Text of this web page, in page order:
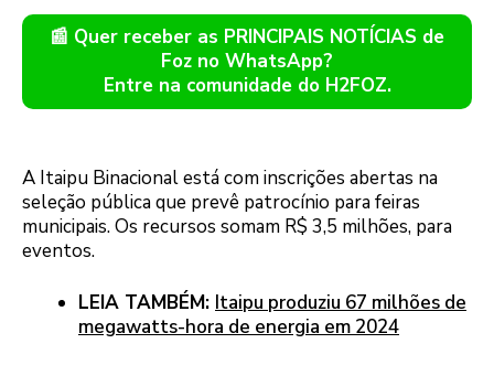
📰 Quer receber as PRINCIPAIS NOTÍCIAS de
Foz no WhatsApp?
Entre na comunidade do H2FOZ.
A Itaipu Binacional está com inscrições abertas na
seleção pública que prevê patrocínio para feiras
municipais. Os recursos somam R$ 3,5 milhões, para
eventos.
LEIA TAMBÉM: Itaipu produziu 67 milhões de
megawatts-hora de energia em 2024